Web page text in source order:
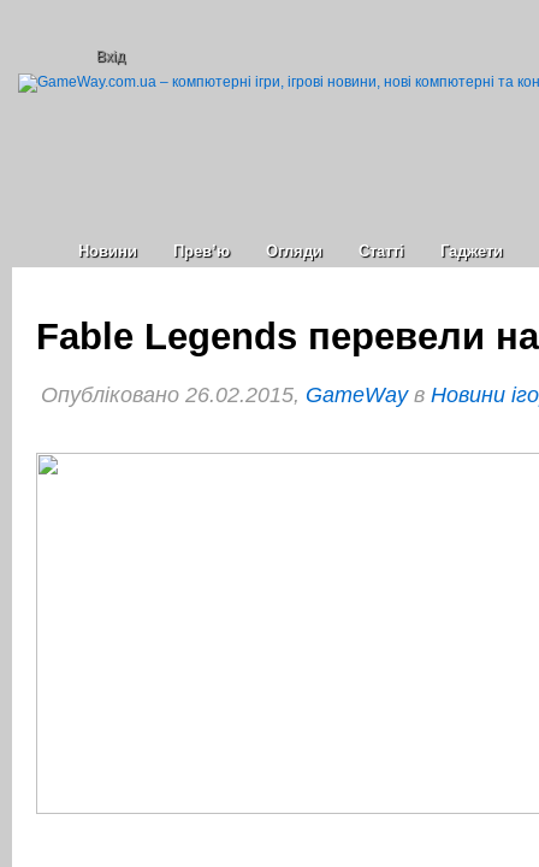
Вхід
Новини Прев’ю Огляди Статті Гаджети
Fable Legends перевели
Опубліковано 26.02.2015, GameWayв Новини